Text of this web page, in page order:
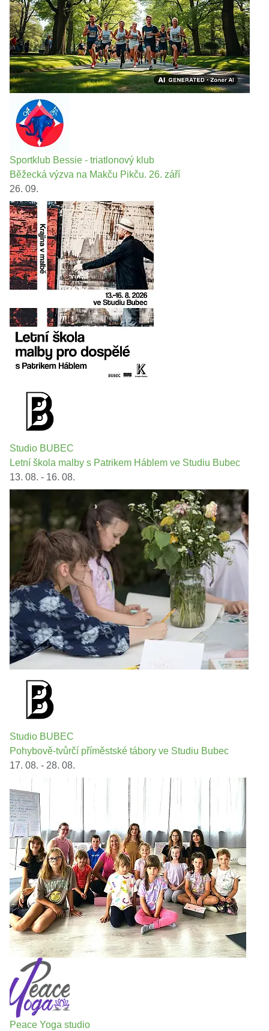
Sportklub Bessie - triatlonový klub
Běžecká výzva na Makču Pikču. 26. září
26. 09.
Studio BUBEC
Letní škola malby s Patrikem Háblem ve Studiu Bubec
13. 08. - 16. 08.
Studio BUBEC
Pohybově-tvůrčí příměstské tábory ve Studiu Bubec
17. 08. - 28. 08.
Peace Yoga studio